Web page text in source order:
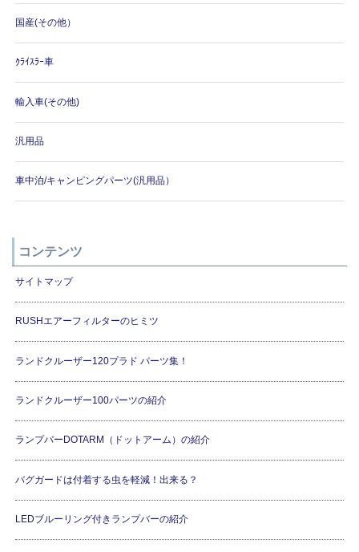
国産(その他）
ｸﾗｲｽﾗｰ車
輸入車(その他)
汎用品
車中泊/キャンピングパーツ(汎用品）
コンテンツ
サイトマップ
RUSHエアーフィルターのヒミツ
ランドクルーザー120プラド パーツ集！
ランドクルーザー100パーツの紹介
ランプバーDOTARM（ドットアーム）の紹介
バグガードは付着する虫を軽減！出来る？
LEDブルーリング付きランプバーの紹介